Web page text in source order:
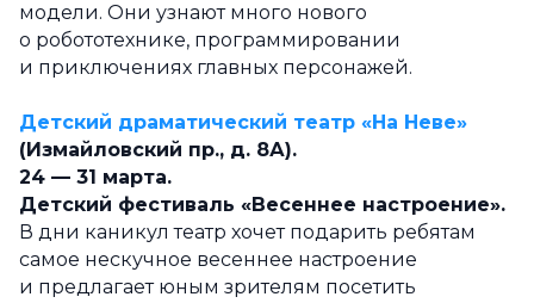
модели. Они узнают много нового
о робототехнике, программировании
и приключениях главных персонажей.
Детский драматический театр «На Неве»
(Измайловский пр., д. 8А).
24 — 31 марта.
Детский фестиваль «Весеннее настроение».
В дни каникул театр хочет подарить ребятам
самое нескучное весеннее настроение
и предлагает юным зрителям посетить